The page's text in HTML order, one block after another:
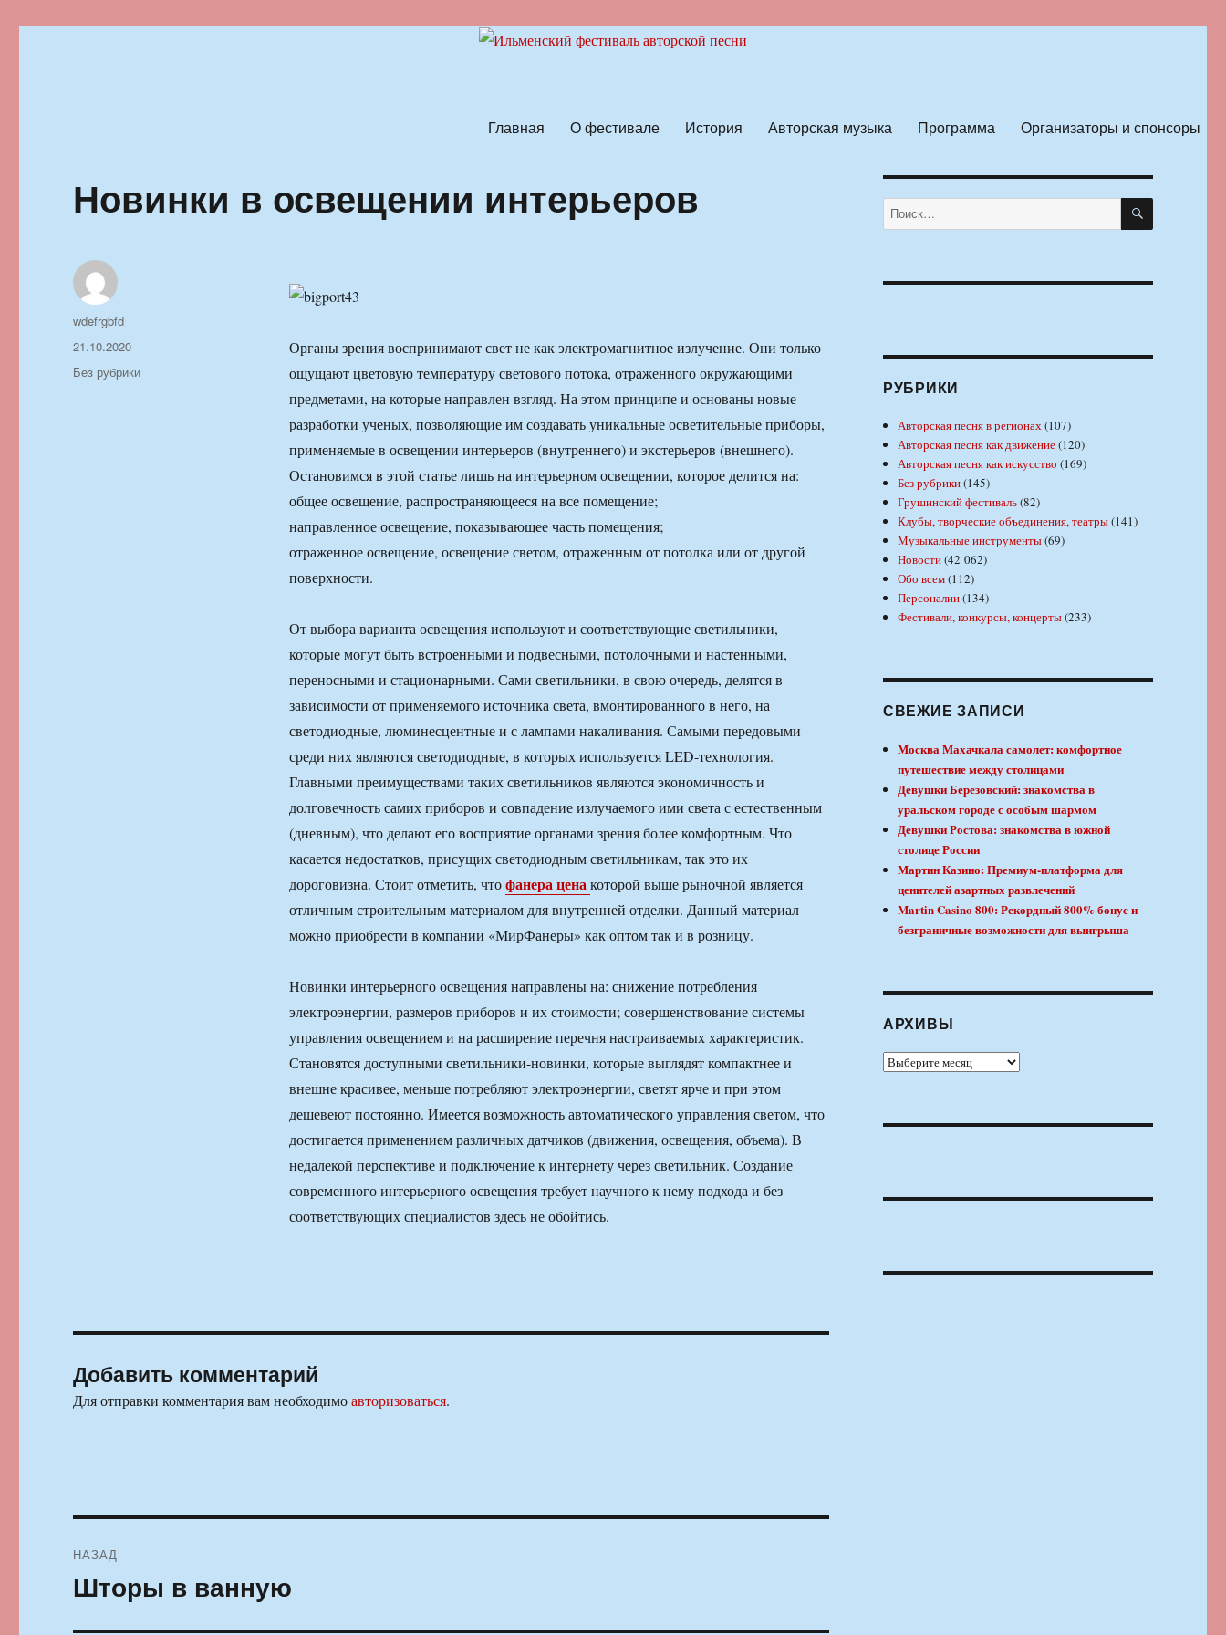
Главная О фестивале История Авторская музыка Программа Организаторы и спонсоры
Новинки в освещении интерьеров
Органы зрения воспринимают свет не как электромагнитное излучение. Они только
ощущают цветовую температуру светового потока, отраженного окружающими
предметами, на которые направлен взгляд. На этом принципе и основаны новые
разработки ученых, позволяющие им создавать уникальные осветительные приборы,
применяемые в освещении интерьеров (внутреннего) и экстерьеров (внешнего).
Остановимся в этой статье лишь на интерьерном освещении, которое делится на:
общее освещение, распространяющееся на все помещение;
направленное освещение, показывающее часть помещения;
отраженное освещение, освещение светом, отраженным от потолка или от другой
поверхности.
От выбора варианта освещения используют и соответствующие светильники,
которые могут быть встроенными и подвесными, потолочными и настенными,
переносными и стационарными. Сами светильники, в свою очередь, делятся в
зависимости от применяемого источника света, вмонтированного в него, на
светодиодные, люминесцентные и с лампами накаливания. Самыми передовыми
среди них являются светодиодные, в которых используется LED-технология.
Главными преимуществами таких светильников являются экономичность и
долговечность самих приборов и совпадение излучаемого ими света с естественным
(дневным), что делают его восприятие органами зрения более комфортным. Что
касается недостатков, присущих светодиодным светильникам, так это их
дороговизна. Стоит отметить, чтофанера ценакоторой выше рыночной является
отличным строительным материалом для внутренней отделки. Данный материал
можно приобрести в компании «МирФанеры» как оптом так и в розницу.
Новинки интерьерного освещения направлены на: снижение потребления
электроэнергии, размеров приборов и их стоимости; совершенствование системы
управления освещением и на расширение перечня настраиваемых характеристик.
Становятся доступными светильники-новинки, которые выглядят компактнее и
внешне красивее, меньше потребляют электроэнергии, светят ярче и при этом
дешевеют постоянно. Имеется возможность автоматического управления светом, что
достигается применением различных датчиков (движения, освещения, объема). В
недалекой перспективе и подключение к интернету через светильник. Создание
современного интерьерного освещения требует научного к нему подхода и без
соответствующих специалистов здесь не обойтись.
Автор
wdefrgbfd
Опубликовано
21.10.2020
Рубрики
Без рубрики
Добавить комментарий
Для отправки комментария вам необходимоавторизоваться.
по
НАЗАД
Предыдущая
Шторы в ванную
Искать: ПОИСК
РУБРИКИ
Авторская песня в регионах(107)
Авторская песня как движение(120)
Авторская песня как искусство (169)
Без рубрики(145)
Грушинский фестиваль(82)
Клубы, творческие объединения, театры(141)
Музыкальные инструменты(69)
Новости(42 062)
Обо всем(112)
Персоналии(134)
Фестивали, конкурсы, концерты(233)
СВЕЖИЕ ЗАПИСИ
Москва Махачкала самолет: комфортное
путешествие между столицами
Девушки Березовский: знакомства в
уральском городе с особым шармом
Девушки Ростова: знакомства в южной
столице России
Мартин Казино: Премиум-платформа для
ценителей азартных развлечений
Martin Casino 800: Рекордный 800% бонус и
безграничные возможности для выигрыша
АРХИВЫ
Архивы